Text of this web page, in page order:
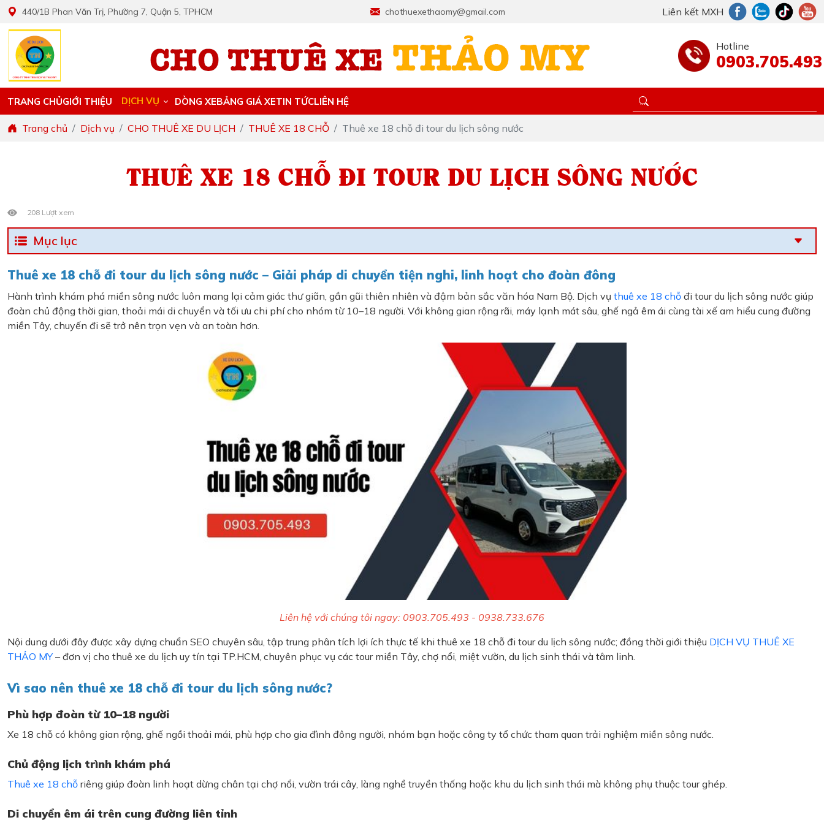
440/1B Phan Văn Trị, Phường 7, Quận 5, TPHCM chothuexethaomy@gmail.com Liên kết MXH
Hotline
0903.705.493
TRANG CHỦGIỚI THIỆU DỊCH VỤ DÒNG XEBẢNG GIÁ XETIN TỨCLIÊN HỆ
Trang chủ Dịch vụ CHO THUÊ XE DU LỊCH THUÊ XE 18 CHỖ Thuê xe 18 chỗ đi tour du lịch sông nước
THUÊ XE 18 CHỖ ĐI TOUR DU LỊCH SÔNG NƯỚC
208 Lượt xem
Mục lục
Thuê xe 18 chỗ đi tour du lịch sông nước – Giải pháp di chuyển tiện nghi, linh hoạt cho đoàn đông
Hành trình khám phá miền sông nước luôn mang lại cảm giác thư giãn, gần gũi thiên nhiên và đậm bản sắc văn hóa Nam Bộ. Dịch vụ thuê xe 18 chỗ đi tour du lịch sông nước giúp
đoàn chủ động thời gian, thoải mái di chuyển và tối ưu chi phí cho nhóm từ 10–18 người. Với không gian rộng rãi, máy lạnh mát sâu, ghế ngả êm ái cùng tài xế am hiểu cung đường
miền Tây, chuyến đi sẽ trở nên trọn vẹn và an toàn hơn.
Liên hệ với chúng tôi ngay: 0903.705.493 - 0938.733.676
Nội dung dưới đây được xây dựng chuẩn SEO chuyên sâu, tập trung phân tích lợi ích thực tế khi thuê xe 18 chỗ đi tour du lịch sông nước; đồng thời giới thiệu DỊCH VỤ THUÊ XE
THẢO MY– đơn vị cho thuê xe du lịch uy tín tại TP.HCM, chuyên phục vụ các tour miền Tây, chợ nổi, miệt vườn, du lịch sinh thái và tâm linh.
Vì sao nên thuê xe 18 chỗ đi tour du lịch sông nước?
Phù hợp đoàn từ 10–18 người
Xe 18 chỗ có không gian rộng, ghế ngồi thoải mái, phù hợp cho gia đình đông người, nhóm bạn hoặc công ty tổ chức tham quan trải nghiệm miền sông nước.
Chủ động lịch trình khám phá
Thuê xe 18 chỗ riêng giúp đoàn linh hoạt dừng chân tại chợ nổi, vườn trái cây, làng nghề truyền thống hoặc khu du lịch sinh thái mà không phụ thuộc tour ghép.
Di chuyển êm ái trên cung đường liên tỉnh